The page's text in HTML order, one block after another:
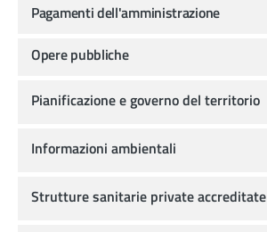
Pagamenti dell'amministrazione
Opere pubbliche
Pianificazione e governo del territorio
Informazioni ambientali
Strutture sanitarie private accreditate